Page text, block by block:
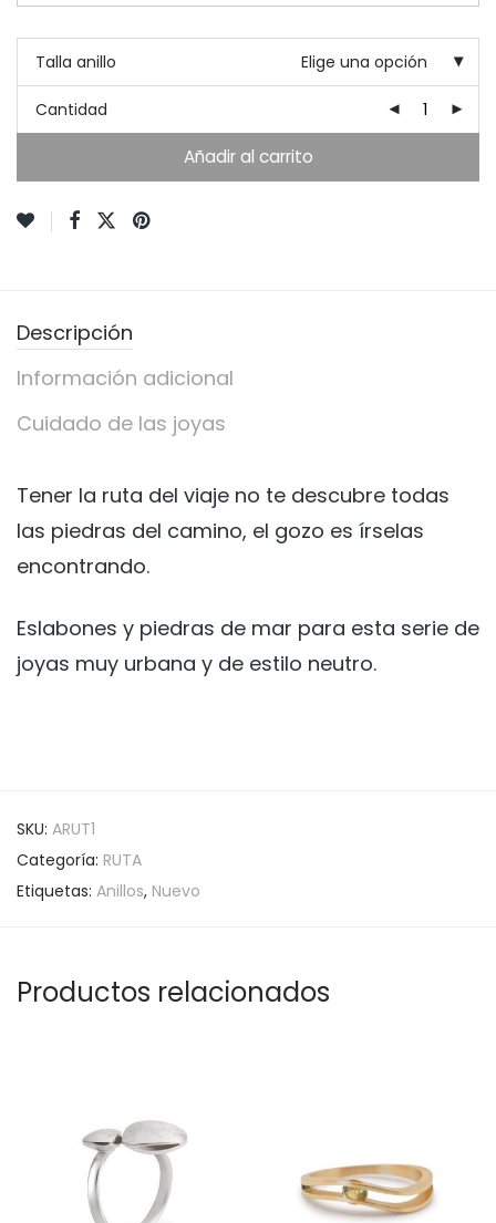
Talla anillo Elige una opción
Cantidad
Añadir al carrito
Descripción
Información adicional
Cuidado de las joyas
Tener la ruta del viaje no te descubre todas
las piedras del camino, el gozo es írselas
encontrando.
Eslabones y piedras de mar para esta serie de
joyas muy urbana y de estilo neutro.
SKU: ARUT1
Categoría: RUTA
Etiquetas: Anillos, Nuevo
Productos relacionados